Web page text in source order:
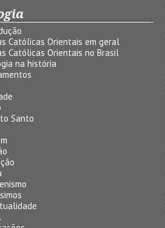
Católicas Orientais em geral
Católicas Orientais no Brasil
na história
Santo